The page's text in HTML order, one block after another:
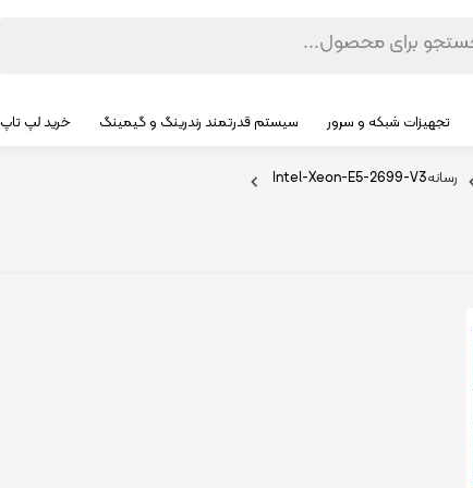
تجهیزات شبکه و سرور سیستم قدرتمند رندرینگ و گیمینگ خرید لپ تاپ
رسانهIntel-Xeon-E5-2699-V3